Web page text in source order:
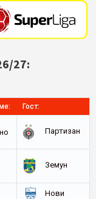
27:
Гост:
Партизан
Земун
Нови